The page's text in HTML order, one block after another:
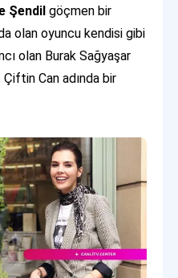
Şendilgöçmen bir
olan oyuncu kendisi gibi
olan Burak Sağyaşar
Can adında bir